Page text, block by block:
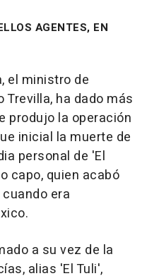
AGENTES, EN
el ministro de
Trevilla, ha dado más
produjo la operación
inicial la muerte de
personal de 'El
capo, quien acabó
era
a su vez de la
alias 'El Tuli',